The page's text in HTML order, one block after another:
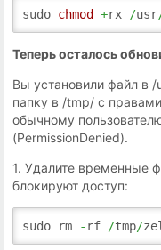
sudo chmod +rx /usr
Теперь осталось
Вы установили файл в
папку в /tmp/ с
обычному
(PermissionDenied).
1. Удалите временные
блокируют доступ:
sudo rm - rf /tmp/